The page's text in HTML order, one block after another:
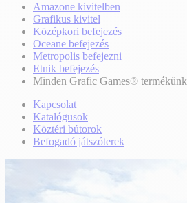
Amazone kivitelben
Grafikus kivitel
Középkori befejezés
Oceane befejezés
Metropolis befejezni
Etnik befejezés
Minden Grafic Games® termékünk
Kapcsolat
Katalógusok
Köztéri bútorok
Befogadó játszóterek